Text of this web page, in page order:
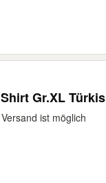
Gr.XL
ist möglich